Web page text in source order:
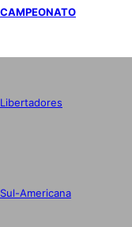
CAMPEONATO
Libertadores
Sul-Americana